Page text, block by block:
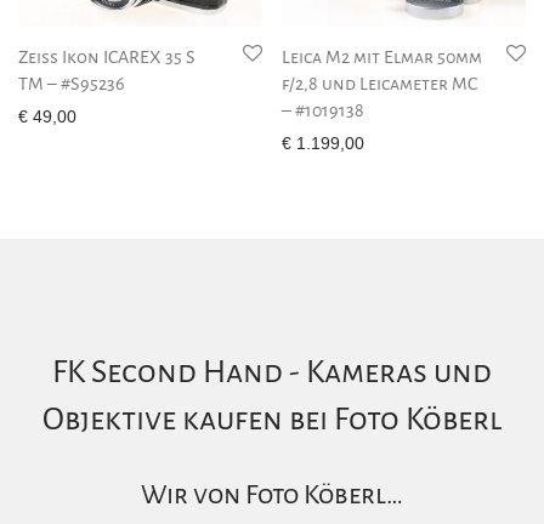
Zeiss Ikon ICAREX 35 S
TM – #S95236
€ 49,00
Leica M2 mit Elmar 50mm
f/2,8 und Leicameter MC
– #1019138
€ 1.199,00
FK Second Hand - Kameras und
Objektive kaufen bei Foto Köberl
Wir von Foto Köberl…